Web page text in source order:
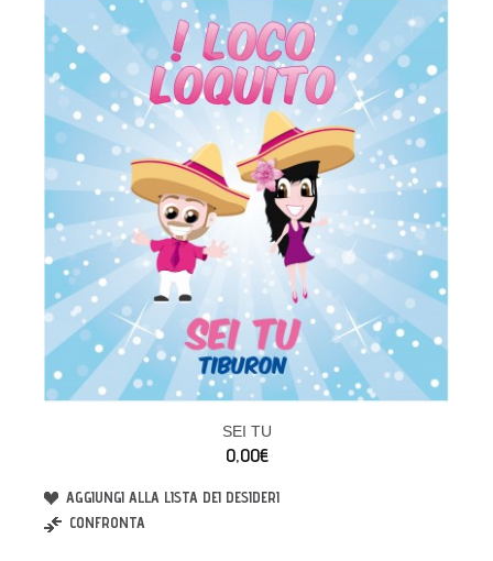
SEI TU
0,00€
AGGIUNGI ALLA LISTA DEI DESIDERI
CONFRONTA